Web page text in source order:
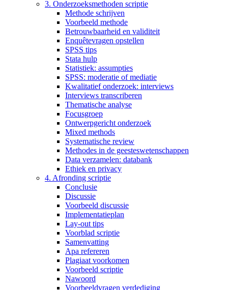
3. Onderzoeksmethoden scriptie
Methode schrijven
Voorbeeld methode
Betrouwbaarheid en validiteit
Enquêtevragen opstellen
SPSS tips
Stata hulp
Statistiek: assumpties
SPSS: moderatie of mediatie
Kwalitatief onderzoek: interviews
Interviews transcriberen
Thematische analyse
Focusgroep
Ontwerpgericht onderzoek
Mixed methods
Systematische review
Methodes in de geesteswetenschappen
Data verzamelen: databank
Ethiek en privacy
4. Afronding scriptie
Conclusie
Discussie
Voorbeeld discussie
Implementatieplan
Lay-out tips
Voorblad scriptie
Samenvatting
Apa refereren
Plagiaat voorkomen
Voorbeeld scriptie
Nawoord
Voorbeeldvragen verdediging